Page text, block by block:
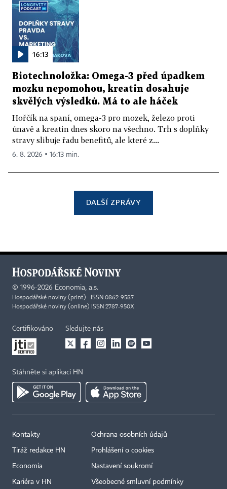
16:13
Biotechnoložka: Omega-3 před úpadkem
mozku nepomohou, kreatin dosahuje
skvělých výsledků. Má to ale háček
Hořčík na spaní, omega-3 pro mozek, železo proti
únavě a kreatin dnes skoro na všechno. Trh s doplňky
stravy slibuje řadu benefitů, ale které z...
6. 8. 2026 ▪ 16:13 min.
DALŠÍ ZPRÁVY
© 1996-2026 Economia, a.s.
Hospodářské noviny (print) ISSN 0862-9587
Hospodářské noviny (online) ISSN 2787-950X
Certifikováno Sledujte nás
Stáhněte si aplikaci HN
Kontakty
Tiráž redakce HN
Economia
Kariéra v HN
Ochrana osobních údajů
Prohlášení o cookies
Nastavení soukromí
Všeobecné smluvní podmínky